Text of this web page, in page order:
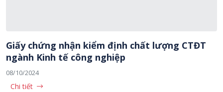
Giấy chứng nhận kiểm định chất lượng CTĐT
ngành Kinh tế công nghiệp
08/10/2024
Chi tiết